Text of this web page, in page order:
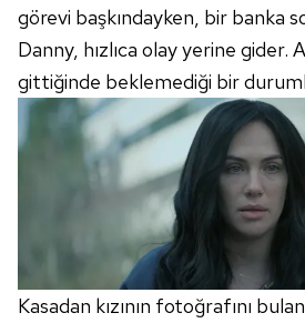
görevi başkındayken, bir banka
Danny, hızlıca olay yerine gider.
gittiğinde beklemediği bir
Kasadan kızının fotoğrafını